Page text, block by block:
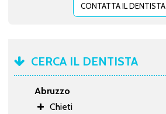
CONTATTA IL DENTISTA
CERCA IL DENTISTA
Abruzzo
Chieti